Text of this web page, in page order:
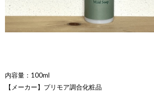
内容量：100ml
【メーカー】プリモア調合化粧品